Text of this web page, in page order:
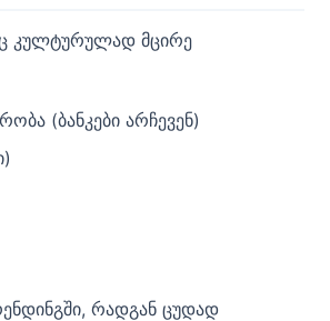
კულტურულად მცირე
(ბანკები არჩევენ)
რადგან ცუდად